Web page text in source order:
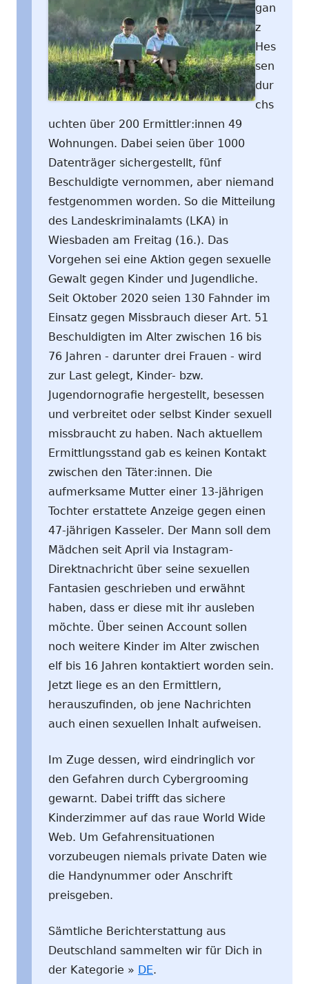
gan
z
Hes
sen
dur
chs
uchten über 200 Ermittler:innen 49
Wohnungen. Dabei seien über 1000
Datenträger sichergestellt, fünf
Beschuldigte vernommen, aber niemand
festgenommen worden. So die Mitteilung
des Landeskriminalamts (LKA) in
Wiesbaden am Freitag (16.). Das
Vorgehen sei eine Aktion gegen sexuelle
Gewalt gegen Kinder und Jugendliche.
Seit Oktober 2020 seien 130 Fahnder im
Einsatz gegen Missbrauch dieser Art. 51
Beschuldigten im Alter zwischen 16 bis
76 Jahren - darunter drei Frauen - wird
zur Last gelegt, Kinder- bzw.
Jugendornografie hergestellt, besessen
und verbreitet oder selbst Kinder sexuell
missbraucht zu haben. Nach aktuellem
Ermittlungsstand gab es keinen Kontakt
zwischen den Täter:innen. Die
aufmerksame Mutter einer 13-jährigen
Tochter erstattete Anzeige gegen einen
47-jährigen Kasseler. Der Mann soll dem
Mädchen seit April via Instagram-
Direktnachricht über seine sexuellen
Fantasien geschrieben und erwähnt
haben, dass er diese mit ihr ausleben
möchte. Über seinen Account sollen
noch weitere Kinder im Alter zwischen
elf bis 16 Jahren kontaktiert worden sein.
Jetzt liege es an den Ermittlern,
herauszufinden, ob jene Nachrichten
auch einen sexuellen Inhalt aufweisen.
Im Zuge dessen, wird eindringlich vor
den Gefahren durch Cybergrooming
gewarnt. Dabei trifft das sichere
Kinderzimmer auf das raue World Wide
Web. Um Gefahrensituationen
vorzubeugen niemals private Daten wie
die Handynummer oder Anschrift
preisgeben.
Sämtliche Berichterstattung aus
Deutschland sammelten wir für Dich in
der Kategorie » DE.